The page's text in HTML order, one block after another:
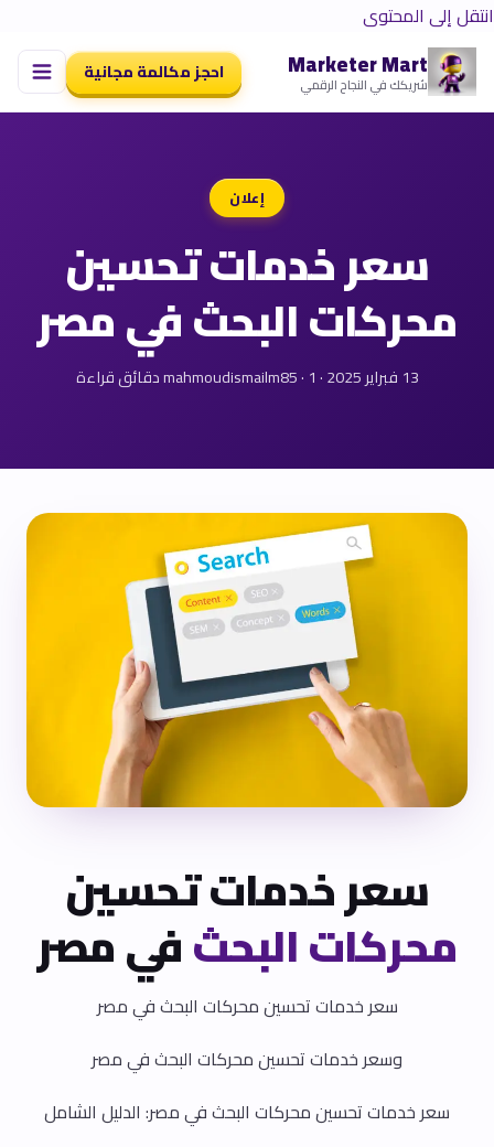
انتقل إلى المحتوى
Marketer Mart
شريكك في النجاح الرقمي احجز مكالمة مجانية
إعلان
سعر خدمات تحسين
محركات البحث في مصر
13 فبراير 2025 · mahmoudismailm85 · 1 دقائق قراءة
سعر خدمات تحسين
محركات البحثفي مصر
سعر خدمات تحسين محركات البحث في مصر
وسعر خدمات تحسين محركات البحث في مصر
سعر خدمات تحسين محركات البحث في مصر: الدليل الشامل